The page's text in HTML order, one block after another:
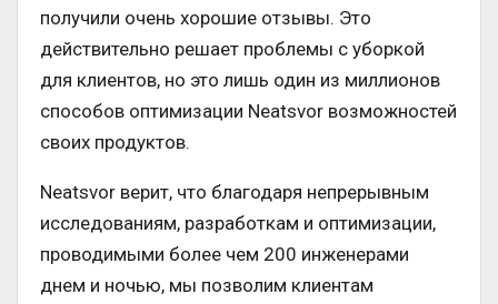
получили очень хорошие отзывы. Это
действительно решает проблемы с уборкой
для клиентов, но это лишь один из миллионов
способов оптимизации Neatsvor возможностей
своих продуктов.
Neatsvor верит, что благодаря непрерывным
исследованиям, разработкам и оптимизации,
проводимыми более чем 200 инженерами
днем и ночью, мы позволим клиентам